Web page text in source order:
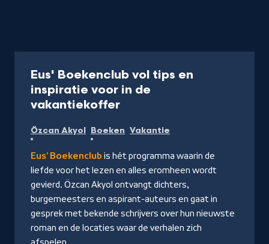
Eus' Boekenclub vol tips en
inspiratie voor in de
vakantiekoffer-
op
NPO
Start
Özcan Akyol Boeken Vakantie
Eus’ Boekenclub is hét programma waarin de
liefde voor het lezen en alles eromheen wordt
gevierd. Özcan Akyol ontvangt dichters,
burgemeesters en aspirant-auteurs en gaat in
gesprek met bekende schrijvers over hun nieuwste
roman en de locaties waar de verhalen zich
afspelen.